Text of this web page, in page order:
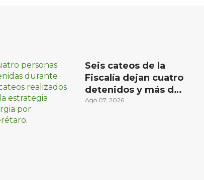
Seis cateos de la
Fiscalía dejan cuatro
detenidos y más de
mil dosis
Ago 07, 2026